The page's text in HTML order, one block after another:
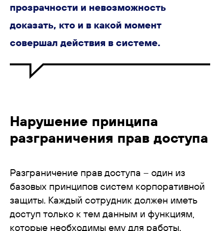
прозрачности и невозможность
доказать, кто и в какой момент
совершал действия в системе.
Нарушение принципа
разграничения прав доступа
Разграничение прав доступа – один из
базовых принципов систем корпоративной
защиты. Каждый сотрудник должен иметь
доступ только к тем данным и функциям,
которые необходимы ему для работы.